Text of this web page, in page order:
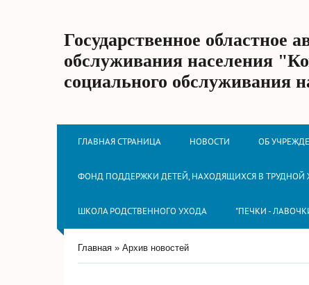
Государственное областное
обслуживания населения
социального обслуживания
ГЛАВНАЯ СТРАНИЦА НОВОСТИ ОБ
ФОНД ПОДДЕРЖКИ ДЕТЕЙ, НАХОДЯЩИХСЯ В ТРУДНОЙ
ШКОЛА РОДСТВЕННОГО УХОДА "ПЕЧКИ -
Главная » Архив новостей